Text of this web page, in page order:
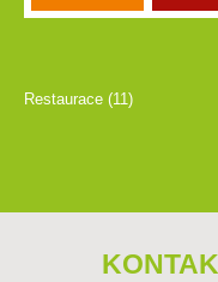
Restaurace (11)